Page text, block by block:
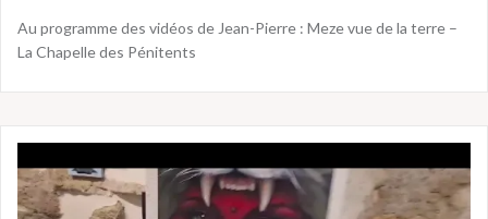
Au programme des vidéos de Jean-Pierre : Meze vue de la terre –
La Chapelle des Pénitents